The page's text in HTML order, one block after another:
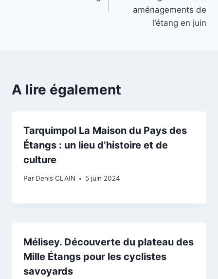
aménagements de
l’étang en juin
A lire également
Tarquimpol La Maison du Pays des
Étangs : un lieu d’histoire et de
culture
Par Denis CLAIN 5 juin 2024
Mélisey. Découverte du plateau des
Mille Étangs pour les cyclistes
savoyards